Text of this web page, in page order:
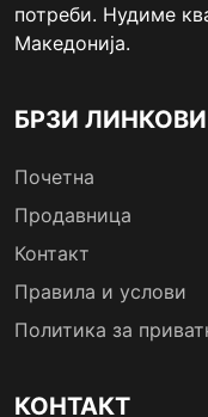
потреби. Нудиме
Македонија.
БРЗИ ЛИНКОВИ
Почетна
Продавница
Контакт
Правила и услови
Политика за
КОНТАКТ